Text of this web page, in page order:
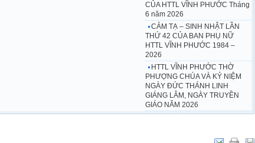
CỦA HTTL VĨNH PHƯỚC Tháng
6 năm 2026
CẢM TẠ – SINH NHẬT LẦN
THỨ 42 CỦA BAN PHỤ NỮ
HTTL VĨNH PHƯỚC 1984 –
2026
HTTL VĨNH PHƯỚC THỜ
PHƯỢNG CHÚA VÀ KỶ NIỆM
NGÀY ĐỨC THÁNH LINH
GIÁNG LÂM, NGÀY TRUYỀN
GIÁO NĂM 2026